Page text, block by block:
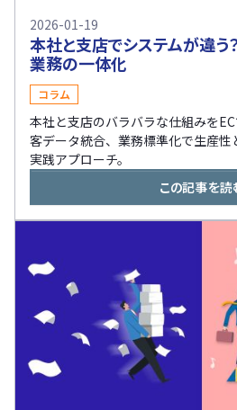
2026-01-19
本社と支店でシステムが違う
業務の一体化
コラム
本社と支店のバラバラな仕組みを
客データ統合、業務標準化で生産性
実践アプローチ。
この記事を読